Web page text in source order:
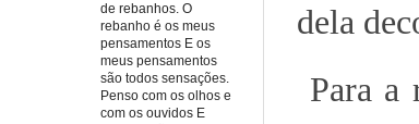
dela
Para a
de rebanhos. O
rebanho é os meus
pensamentos E os
meus pensamentos
são todos sensações.
Penso com os olhos e
com os ouvidos E